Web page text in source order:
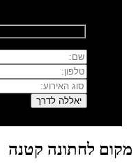
מקום לחתונה קטנה